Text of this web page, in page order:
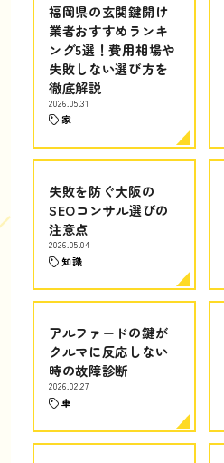
福岡県の玄関鍵開け
業者おすすめランキ
ング5選！費用相場や
失敗しない選び方を
徹底解説
2026.05.31
家
失敗を防ぐ大阪の
SEOコンサル選びの
注意点
2026.05.04
知識
アルファードの鍵が
クルマに反応しない
時の故障診断
2026.02.27
車